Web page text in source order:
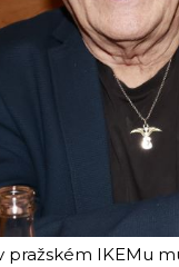
pražském IKEMu